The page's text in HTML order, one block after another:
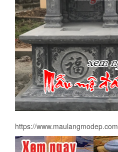
https://www.maulangmodep.com